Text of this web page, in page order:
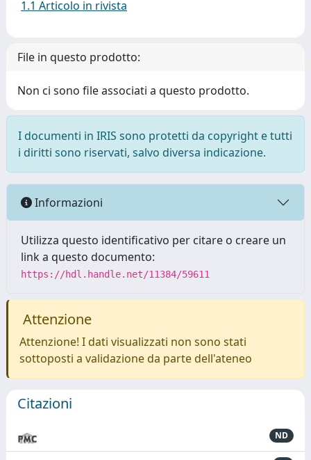
1.1 Articolo in rivista
File in questo prodotto:
Non ci sono file associati a questo prodotto.
I documenti in IRIS sono protetti da copyright e tutti
i diritti sono riservati, salvo diversa indicazione.
Informazioni
Utilizza questo identificativo per citare o creare un
link a questo documento:
https://hdl.handle.net/11384/59611
Attenzione
Attenzione! I dati visualizzati non sono stati
sottoposti a validazione da parte dell'ateneo
Citazioni
ND